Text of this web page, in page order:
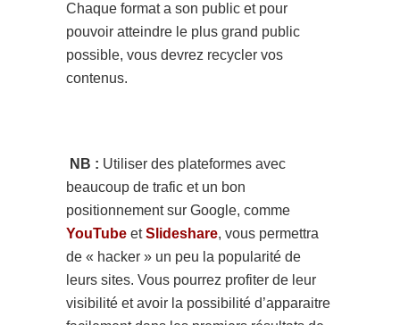
Chaque format a son public et pour
pouvoir atteindre le plus grand public
possible, vous devrez recycler vos
contenus.
NB : Utiliser des plateformes avec
beaucoup de trafic et un bon
positionnement sur Google, comme
YouTube etSlideshare, vous permettra
de « hacker » un peu la popularité de
leurs sites. Vous pourrez profiter de leur
visibilité et avoir la possibilité d’apparaitre